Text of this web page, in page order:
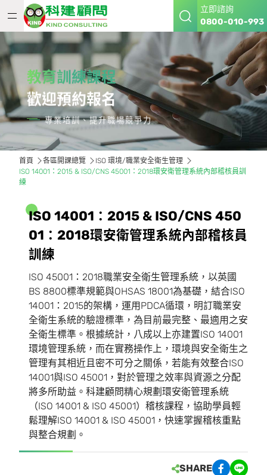
立即諮詢
0800-010-993
教育訓練課程
歡迎預約報名
專業培訓、提升職場競爭力
首頁 各區開課總覽
ISO 環境/職業安全衛生管理
ISO 14001：2015 & ISO/CNS 45001：2018環安衛管理系統內部稽核員訓
練
ISO 14001 ： 2015 & ISO/CNS 450
01 ： 2018環安衛管理系統內部稽核員
訓 練
ISO 45001：2018職業安全衛生管理系統，以英國
BS 8800標準規範與OHSAS 18001為基礎，結合ISO
14001：2015的架構，運用PDCA循環，明訂職業安
全衛生系統的驗證標準，為目前最完整、最適用之安
全衛生標準。根據統計，八成以上亦建置ISO 14001
環境管理系統，而在實務操作上，環境與安全衛生之
管理有其相近且密不可分之關係，若能有效整合ISO
14001與ISO 45001，對於管理之效率與資源之分配
將多所助益。科建顧問精心規劃環安衛管理系統
（ISO 14001 & ISO 45001）稽核課程，協助學員輕
鬆理解ISO 14001 & ISO 45001，快速掌握稽核重點
與整合規劃。
SHARE